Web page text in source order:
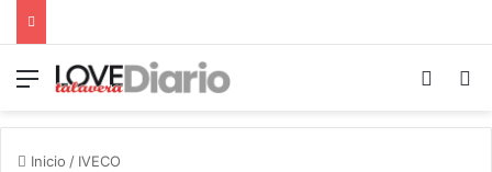
Menú
Inicio / IVECO